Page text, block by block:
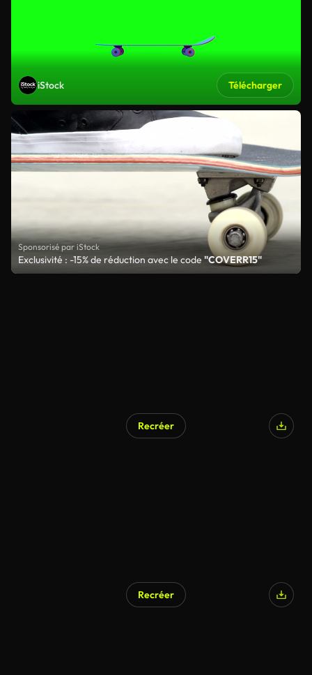
iStock Télécharger
Sponsorisé par iStock
Exclusivité : -15% de réduction avec le code "COVERR15"
Recréer
Recréer